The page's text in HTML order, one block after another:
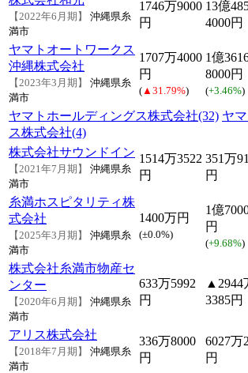
【2022年6月期】
沖縄県糸
満市
1746万9000
円
13億
4000円
ヤマトオートワークス
沖縄株式会社
【2023年3月期】
沖縄県糸
満市
1707万4000
円
( ▲31.79%)
1億
8000円
(+3.46%)
ヤマトホールディングス株式会社(32) ヤ
ス株式会社(4)
株式会社サウンドイン
【2021年7月期】
沖縄県糸
満市
1514万3522
円
351万
円
糸満ホスピタリティ株
式会社
【2025年3月期】
沖縄県糸
満市
1400万円
(±0.0%)
1億
円
(+9.68%)
株式会社糸満市物産セ
ンター
【2020年6月期】
沖縄県糸
満市
633万5992
円
▲2944
3385円
アリス株式会社
【2018年7月期】
沖縄県糸
満市
336万8000
円
6027万
円